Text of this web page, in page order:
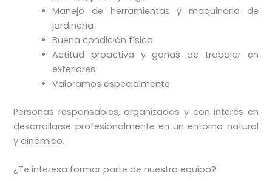
Manejo de herramientas y maquinaria de
jardinería
Buena condición física
Actitud proactiva y ganas de trabajar en
exteriores
Valoramos especialmente
Personas responsables, organizadas y con interés en
desarrollarse profesionalmente en un entorno natural
y dinámico.
¿Te interesa formar parte de nuestro equipo?